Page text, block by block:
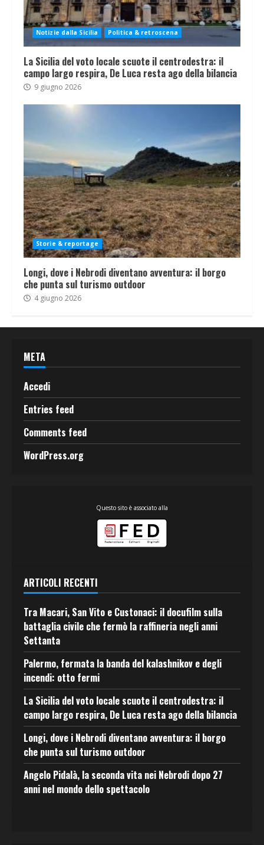
Notizie dalla Sicilia Politica & retroscena
La Sicilia del voto locale scuote il centrodestra: il
campo largo respira, De Luca resta ago della bilancia
9 giugno 2026
Storie & reportage
Longi, dove i Nebrodi diventano avventura: il borgo
che punta sul turismo outdoor
4 giugno 2026
META
Accedi
Entries feed
Comments feed
WordPress.org
Questo sito è associato alla
ARTICOLI RECENTI
Tra Macari, San Vito e Custonaci: il docufilm sulla
battaglia civile che fermò la raffineria negli anni
Settanta
Palermo, fermata la banda del kalashnikov e degli
incendi: otto fermi
La Sicilia del voto locale scuote il centrodestra: il
campo largo respira, De Luca resta ago della bilancia
Longi, dove i Nebrodi diventano avventura: il borgo
che punta sul turismo outdoor
Angelo Pidalà, la seconda vita nei Nebrodi dopo 27
anni nel mondo dello spettacolo